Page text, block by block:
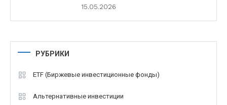
15.05.2026
РУБРИКИ
ETF (Биржевые инвестиционные фонды)
Альтернативные инвестиции